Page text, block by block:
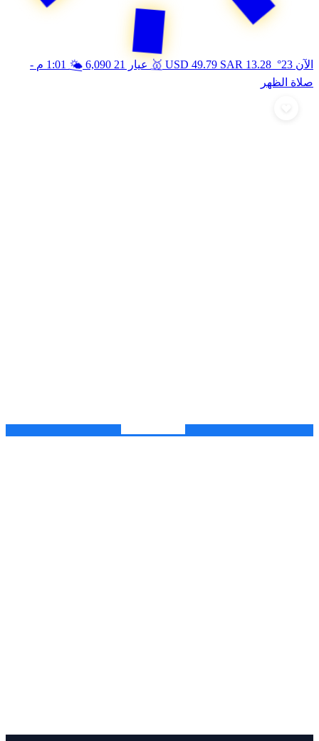
الآن 23° USD 49.79 SAR 13.28
🥇 عيار 21 6,090
🌤️ 1:01 م
-
صلاة الظهر